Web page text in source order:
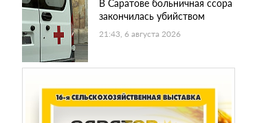
В Саратове больничная ссора
закончилась убийством
21:43, 6 августа 2026